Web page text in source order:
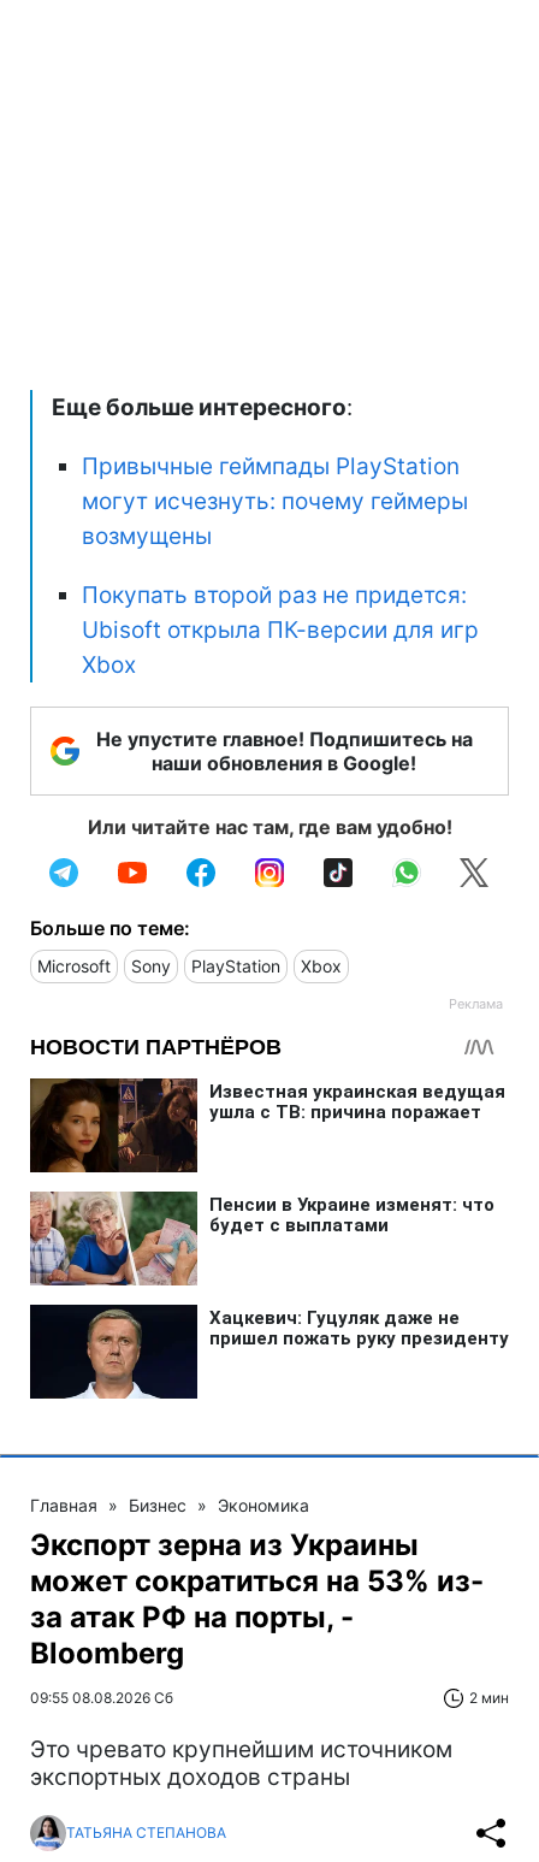
Еще больше интересного:
Привычные геймпады PlayStation
могут исчезнуть: почему геймеры
возмущены
Покупать второй раз не придется:
Ubisoft открыла ПК-версии для игр
Xbox
Не упустите главное! Подпишитесь на
наши обновления в Google!
Или читайте нас там, где вам удобно!
Больше по теме:
Microsoft Sony PlayStation Xbox
Главная » Бизнес » Экономика
Экспорт зерна из Украины
может сократиться на 53% из-
за атак РФ на порты, -
Bloomberg
09:55 08.08.2026 Сб 2 мин
Это чревато крупнейшим источником
экспортных доходов страны
ТАТЬЯНА СТЕПАНОВА